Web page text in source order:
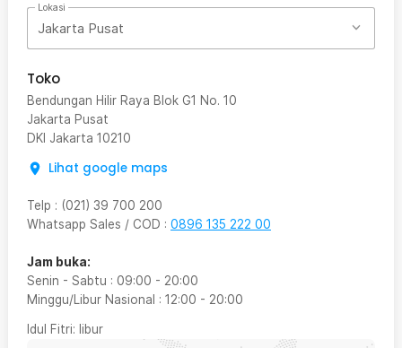
Lokasi
Jakarta Pusat
Toko
Bendungan Hilir Raya Blok G1 No. 10
Jakarta Pusat
DKI Jakarta 10210
Lihat google maps
Telp : (021) 39 700 200
Whatsapp Sales / COD : 0896 135 222 00
Jam buka:
Senin - Sabtu : 09:00 - 20:00
Minggu/Libur Nasional : 12:00 - 20:00
Idul Fitri: libur